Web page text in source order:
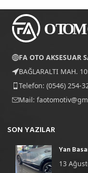
FA OTO AKSESUAR
BAĞLARALTI MAH.
Telefon: (0546) 254-
Mail:
SON YAZILAR
Yan
13